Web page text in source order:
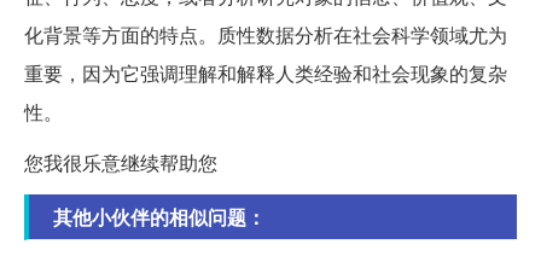
化背景等方面的特点。质性数据分析在社会科学领域尤为
重要，因为它强调理解和解释人类经验和社会现象的复杂
性。
您我很乐意继续帮助您
其他小伙伴的相似问题：